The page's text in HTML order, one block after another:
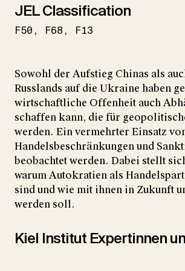
JEL Classification
F50 F68 F13
Sowohl der Aufstieg Chinas als
Russlands auf die Ukraine haben
wirtschaftliche Offenheit auch
schaffen kann, die für
werden. Ein vermehrter Einsatz
Handelsbeschränkungen und
beobachtet werden. Dabei stellt
warum Autokratien als
sind und wie mit ihnen in Zukunft
werden soll.
Kiel Institut Expertinnen